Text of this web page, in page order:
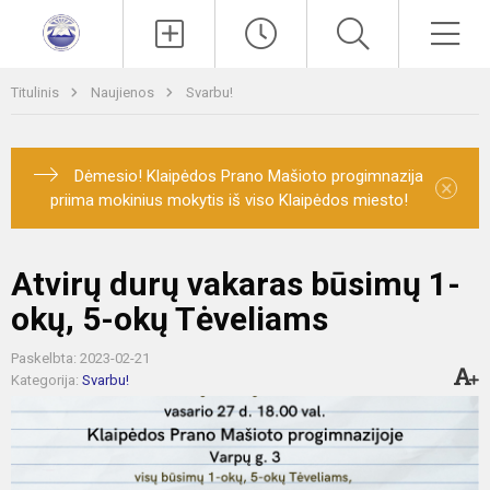
Titulinis Naujienos Svarbu!
Dėmesio! Klaipėdos Prano Mašioto progimnazija
priima mokinius mokytis iš viso Klaipėdos miesto!
×
Atvirų durų vakaras būsimų 1-
okų, 5-okų Tėveliams
Paskelbta: 2023-02-21
Kategorija: Svarbu!